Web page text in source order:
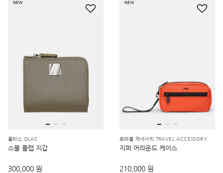
NEW
올라스 OLAS
스몰 플랩 지갑
300,000 원
NEW
트래블 액세서리 TRAVEL ACCESSORY
지퍼 어라운드 케이스
210,000 원